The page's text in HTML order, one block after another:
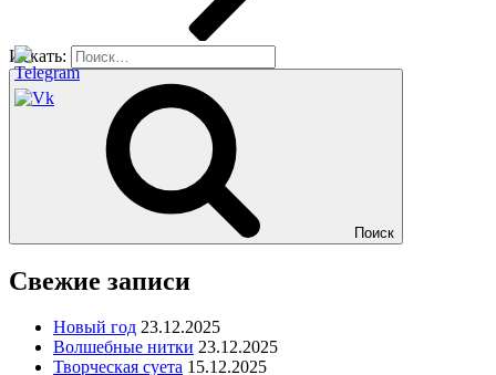
Искать:
Поиск
Свежие записи
Новый год 23.12.2025
Волшебные нитки 23.12.2025
Творческая суета 15.12.2025